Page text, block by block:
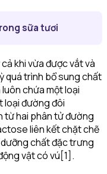
sữa tươi
khi vừa được vắt và
quá trình bổ sung chất
chứa một loại
loại đường đôi
từ hai phân tử đường
liên kết chặt chẽ
chất đặc trưng
vật có vú[1].